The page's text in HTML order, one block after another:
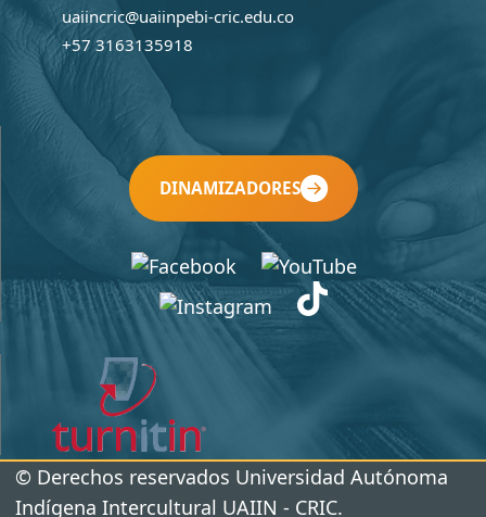
uaiincric@uaiinpebi-cric.edu.co
+57 3163135918
DINAMIZADORES
© Derechos reservados Universidad Autónoma
Indígena Intercultural UAIIN - CRIC.